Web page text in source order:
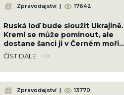
Zpravodajství | 17642
Ruská loď bude sloužit Ukrajině.
Kreml se může pominout, ale
dostane šanci ji v Černém moři
potopit
ČÍST DÁLE
Zpravodajství | 13770